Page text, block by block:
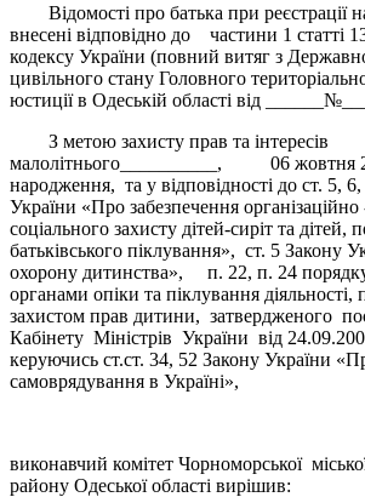
Відомості про батька при реєстрації
внесені відповідно до частини 1 статті
кодексу України (повний витяг з
цивільного стану Головного
юстиції в Одеській області від
З метою захисту прав та інтересів
малолітнього__________, 06 жовтня
народження, та у відповідності до ст. 5,
України «Про забезпечення
соціального захисту дітей-сиріт та дітей,
батьківського піклування», ст. 5 Закону
охорону дитинства», п. 22, п. 24
органами опіки та піклування діяльності,
захистом прав дитини, затвердженого
Кабінету Міністрів України від
керуючись ст.ст. 34, 52 Закону України
самоврядування в Україні»,
виконавчий комітет Чорноморської
району Одеської області вирішив: